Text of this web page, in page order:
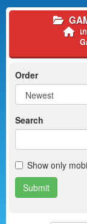
เ
Order
Search
Show only
Submit